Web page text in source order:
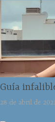
Guía
28 de abril de